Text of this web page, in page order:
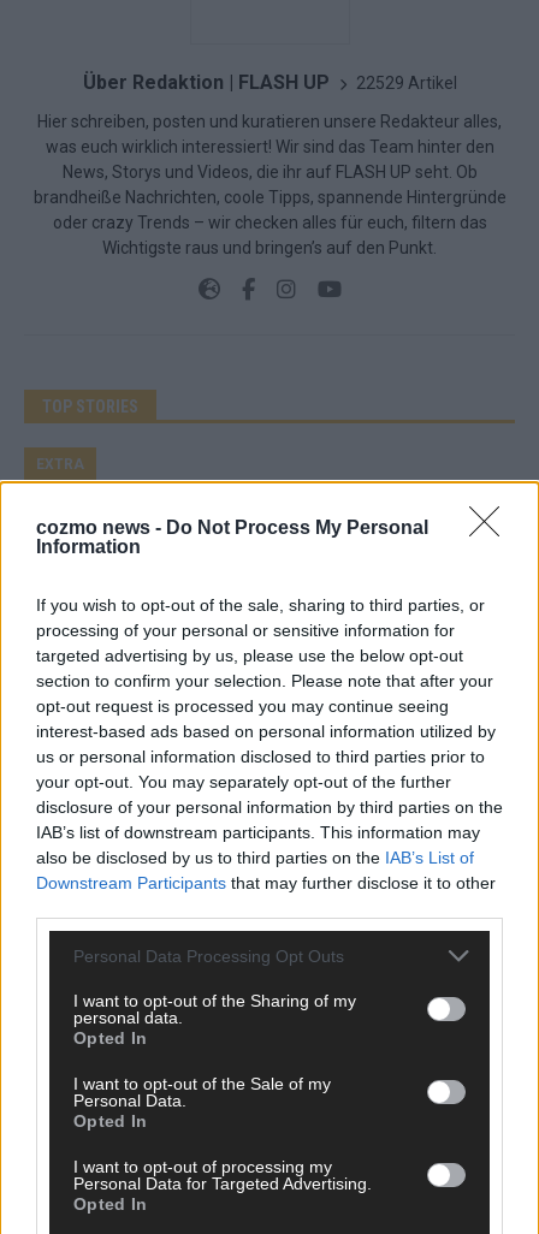
cozmo news - Do Not Process My Personal
Information
If you wish to opt-out of the sale, sharing to third parties, or
processing of your personal or sensitive information for
targeted advertising by us, please use the below opt-out
section to confirm your selection. Please note that after your
opt-out request is processed you may continue seeing
interest-based ads based on personal information utilized by
us or personal information disclosed to third parties prior to
your opt-out. You may separately opt-out of the further
disclosure of your personal information by third parties on the
IAB’s list of downstream participants. This information may
also be disclosed by us to third parties on the IAB’s List of
Downstream Participants that may further disclose it to other
Personal Data Processing Opt Outs
I want to opt-out of the Sharing of my
personal data.
Opted In
I want to opt-out of the Sale of my
Personal Data.
Opted In
I want to opt-out of processing my
Personal Data for Targeted Advertising.
Opted In
Über Redaktion | FLASH UP 22529 Artikel
Hier schreiben, posten und kuratieren unsere Redakteur alles,
was euch wirklich interessiert! Wir sind das Team hinter den
News, Storys und Videos, die ihr auf FLASH UP seht. Ob
brandheiße Nachrichten, coole Tipps, spannende Hintergründe
oder crazy Trends – wir checken alles für euch, filtern das
Wichtigste raus und bringen’s auf den Punkt.
TOP STORIES
Monaco, Sallys Café, Westernbrauerei – der
Europa-Park 2026 macht vieles neu
EXTRA
Juni 2026
DARA gewinnt verdient, Israel beunruhigend –
unser Kommentar zum ESC 2026
KOMMENTAR